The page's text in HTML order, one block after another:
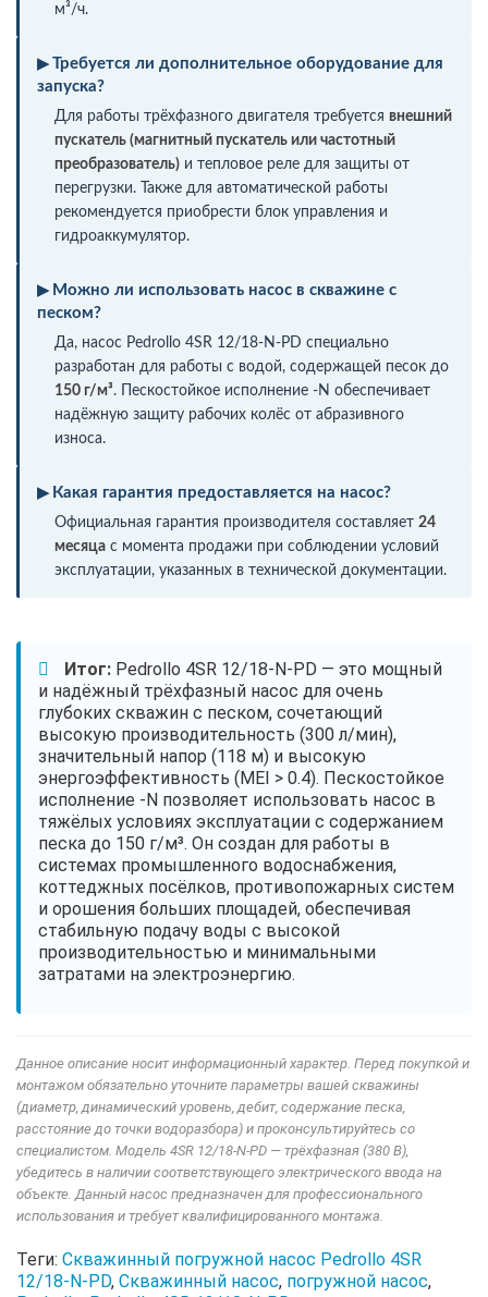
м³/ч.
Требуется ли дополнительное оборудование для
запуска?
Для работы трёхфазного двигателя требуется внешний
пускатель (магнитный пускатель или частотный
преобразователь) и тепловое реле для защиты от
перегрузки. Также для автоматической работы
рекомендуется приобрести блок управления и
гидроаккумулятор.
Можно ли использовать насос в скважине с
песком?
Да, насос Pedrollo 4SR 12/18-N-PD специально
разработан для работы с водой, содержащей песок до
150 г/м³. Пескостойкое исполнение -N обеспечивает
надёжную защиту рабочих колёс от абразивного
износа.
Какая гарантия предоставляется на насос?
Официальная гарантия производителя составляет 24
месяца с момента продажи при соблюдении условий
эксплуатации, указанных в технической документации.
Итог: Pedrollo 4SR 12/18-N-PD — это мощный
и надёжный трёхфазный насос для очень
глубоких скважин с песком, сочетающий
высокую производительность (300 л/мин),
значительный напор (118 м) и высокую
энергоэффективность (MEI > 0.4). Пескостойкое
исполнение -N позволяет использовать насос в
тяжёлых условиях эксплуатации с содержанием
песка до 150 г/м³. Он создан для работы в
системах промышленного водоснабжения,
коттеджных посёлков, противопожарных систем
и орошения больших площадей, обеспечивая
стабильную подачу воды с высокой
производительностью и минимальными
затратами на электроэнергию.
Данное описание носит информационный характер. Перед покупкой и
монтажом обязательно уточните параметры вашей скважины
(диаметр, динамический уровень, дебит, содержание песка,
расстояние до точки водоразбора) и проконсультируйтесь со
специалистом. Модель 4SR 12/18-N-PD — трёхфазная (380 В),
убедитесь в наличии соответствующего электрического ввода на
объекте. Данный насос предназначен для профессионального
использования и требует квалифицированного монтажа.
Теги: Скважинный погружной насос Pedrollo 4SR
12/18-N-PD, Скважинный насос, погружной насос,